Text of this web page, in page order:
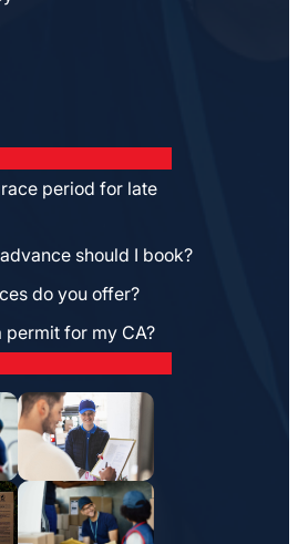
period for late
should I book?
do you offer?
permit for my CA?